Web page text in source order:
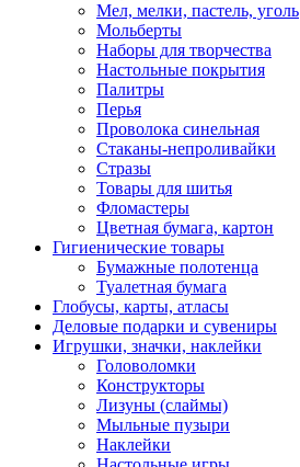
Мел, мелки, пастель, уголь
Мольберты
Наборы для творчества
Настольные покрытия
Палитры
Перья
Проволока синельная
Стаканы-непроливайки
Стразы
Товары для шитья
Фломастеры
Цветная бумага, картон
Гигиенические товары
Бумажные полотенца
Туалетная бумага
Глобусы, карты, атласы
Деловые подарки и сувениры
Игрушки, значки, наклейки
Головоломки
Конструкторы
Лизуны (слаймы)
Мыльные пузыри
Наклейки